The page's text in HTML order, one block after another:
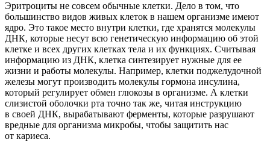
Эритроциты не совсем обычные клетки. Дело в том, что
большинство видов живых клеток в нашем организме имеют
ядро. Это такое место внутри клетки, где хранятся молекулы
ДНК, которые несут всю генетическую информацию об этой
клетке и всех других клетках тела и их функциях. Считывая
информацию из ДНК, клетка синтезирует нужные для ее
жизни и работы молекулы. Например, клетки поджелудочной
железы могут производить молекулы гормона инсулина,
который регулирует обмен глюкозы в организме. А клетки
слизистой оболочки рта точно так же, читая инструкцию
в своей ДНК, вырабатывают ферменты, которые разрушают
вредные для организма микробы, чтобы защитить нас
от кариеса.